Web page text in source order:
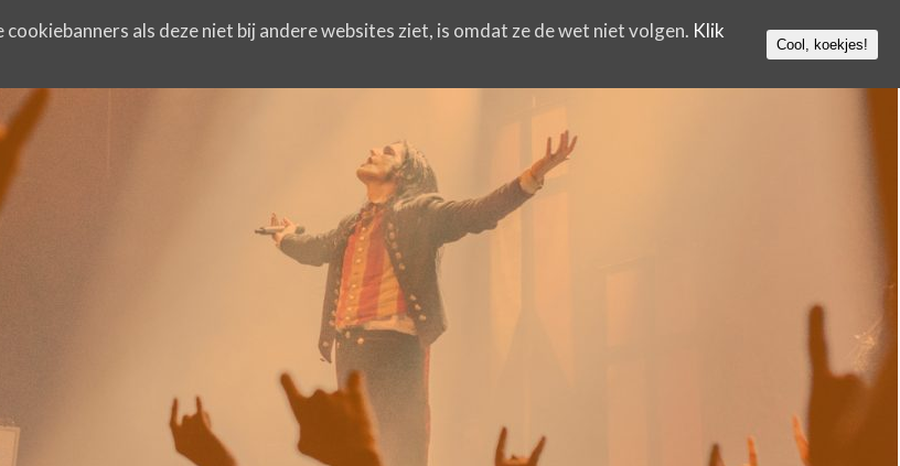
als deze niet bij andere websites ziet, is omdat ze de wet niet volgen. Klik
Cool, koekjes!